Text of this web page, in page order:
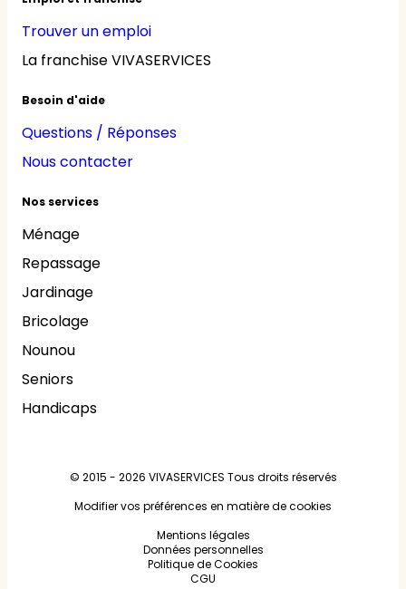
Trouver un emploi
La franchise VIVASERVICES
Besoin d'aide
Questions / Réponses
Nous contacter
Nos services
Ménage
Repassage
Jardinage
Bricolage
Nounou
Seniors
Handicaps
© 2015 - 2026 VIVASERVICES Tous droits réservés
Modifier vos préférences en matière de cookies
Mentions légales
Données personnelles
Politique de Cookies
CGU